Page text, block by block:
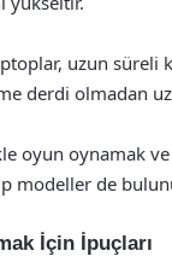
uzun süreli
derdi olmadan
oyun oynamak
modeller de
İçin İpuçları